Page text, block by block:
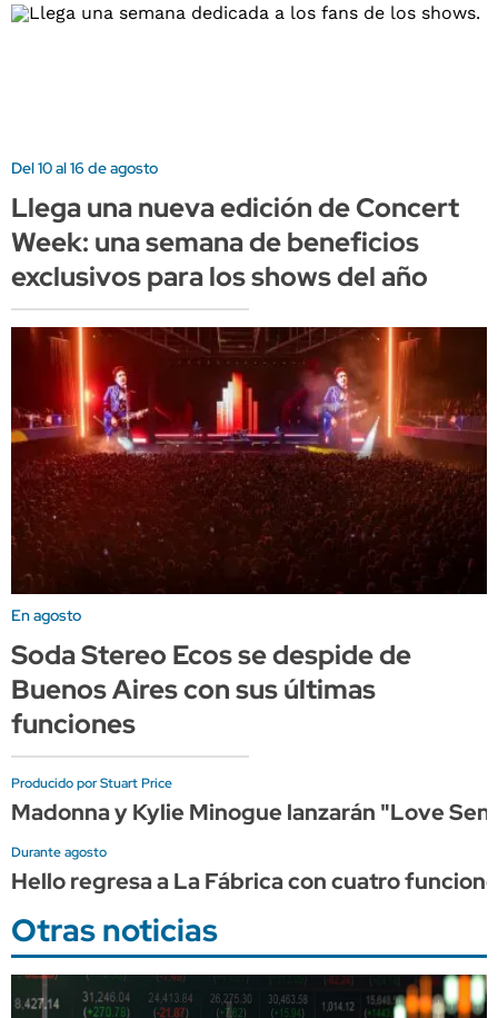
Del 10 al 16 de agosto
Llega una nueva edición de Concert
Week: una semana de beneficios
exclusivos para los shows del año
En agosto
Soda Stereo Ecos se despide de
Buenos Aires con sus últimas
funciones
Producido por Stuart Price
Madonna y Kylie Minogue lanzarán "Love
Durante agosto
Hello regresa a La Fábrica con cuatro
Otras noticias